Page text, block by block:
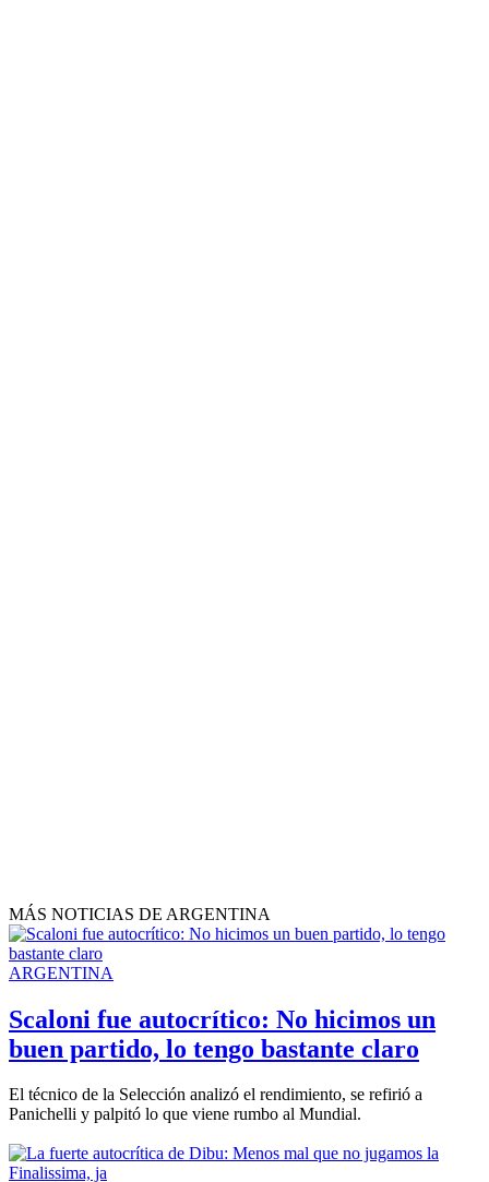
MÁS NOTICIAS DE ARGENTINA
ARGENTINA
Scaloni fue autocrítico: No hicimos un
buen partido, lo tengo bastante claro
El técnico de la Selección analizó el rendimiento, se refirió a
Panichelli y palpitó lo que viene rumbo al Mundial.